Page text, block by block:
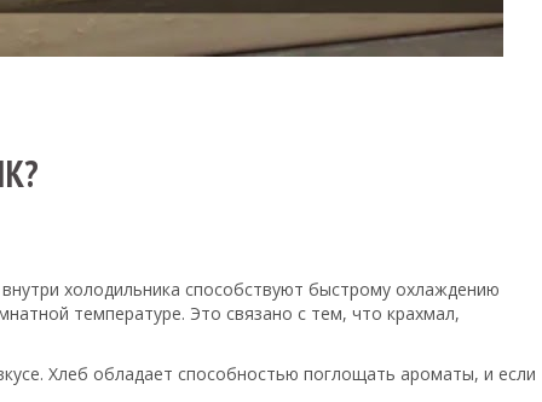
холодильника способствуют быстрому охлаждению
температуре. Это связано с тем, что крахмал,
Хлеб обладает способностью поглощать ароматы, и если